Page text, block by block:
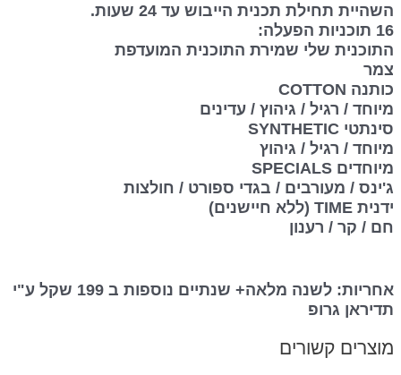
השהיית תחילת תכנית הייבוש עד 24 שעות.
16 תוכניות הפעלה:
התוכנית שלי שמירת התוכנית המועדפת
צמר
כותנה COTTON
מיוחד / רגיל / גיהוץ / עדינים
סינתטי SYNTHETIC
מיוחד / רגיל / גיהוץ
מיוחדים SPECIALS
ג'ינס / מעורבים / בגדי ספורט / חולצות
ידנית TIME (ללא חיישנים)
חם / קר / רענון
אחריות: לשנה מלאה+ שנתיים נוספות ב 199 שקל ע"י
תדיראן גרופ
מוצרים קשורים